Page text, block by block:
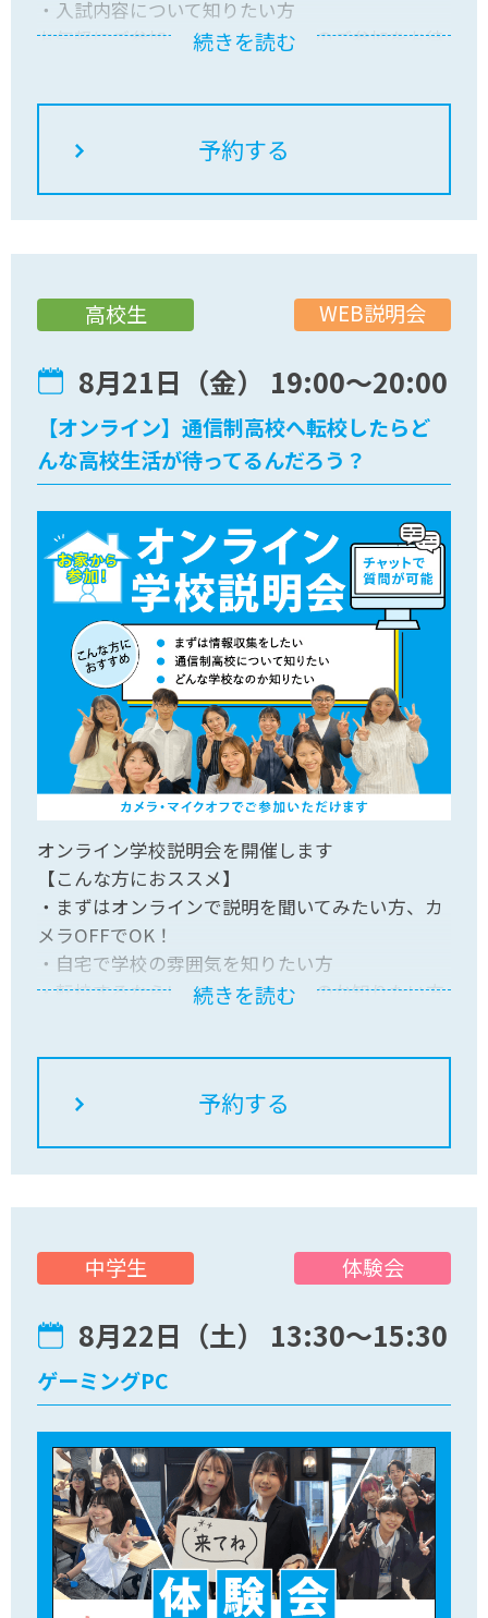
・入試内容について知りたい方
お気軽にご参加ください！皆さんのご参加をお待
続きを読む
WEB説明会
8月21日（金） 19:00〜20:00
高校生
【オンライン】通信制高校へ転校したらど
んな高校生活が待ってるんだろう？
オンライン学校説明会を開催します
【こんな方におススメ】
・まずはオンラインで説明を聞いてみたい方、カ
メラOFFでOK！
・自宅で学校の雰囲気を知りたい方
・転校するならいつの時期がいいのか知りたい方
続きを読む
体験会
8月22日（土） 13:30〜15:30
中学生
ゲーミングPC